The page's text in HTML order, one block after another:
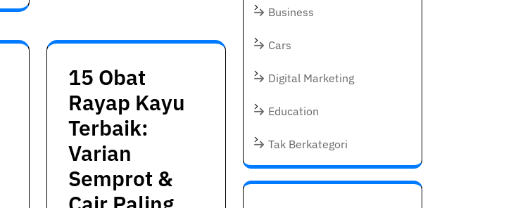
15 Obat
Rayap Kayu
Terbaik:
Varian
Semprot &
Business
Cars
Digital Marketing
Education
Tak Berkategori